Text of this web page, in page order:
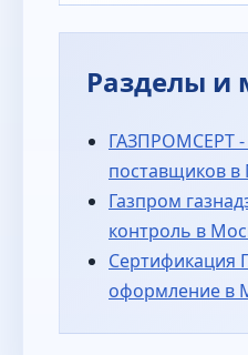
Разделы и
ГАЗПРОМСЕРТ -
поставщиков в
Газпром
контроль в
Сертификация
оформление в